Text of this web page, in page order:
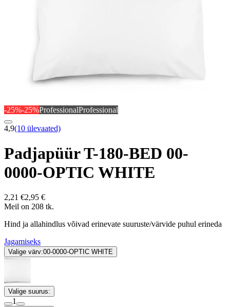
-25%-25%ProfessionalProfessional
4,9(10 ülevaated)
Padjapüür T-180-BED 00-
0000-OPTIC WHITE
2,21 €2,95 €
Meil on 208 tk.
Hind ja allahindlus võivad erinevate suuruste/värvide puhul erineda
Jagamiseks
Valige värv:00-0000-OPTIC WHITE
Valige suurus:
1